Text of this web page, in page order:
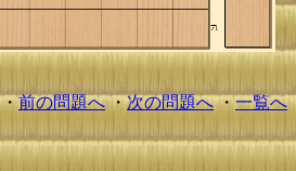
・前の問題へ・次の問題へ・一覧へ